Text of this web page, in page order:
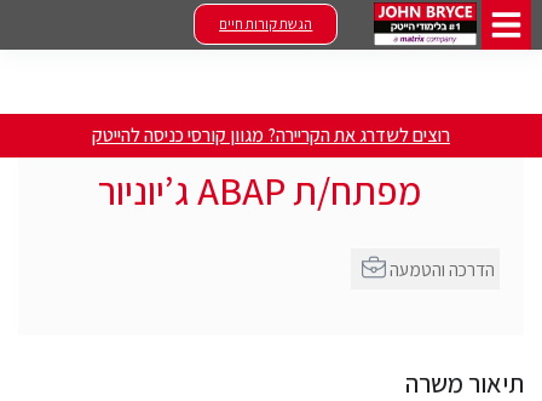
הגשת קורות חיים
רוצים לשדרג את הקריירה? מגוון קורסי כניסה להייטק
מפתח/ת ABAP ג’יוניור
תיאור משרה